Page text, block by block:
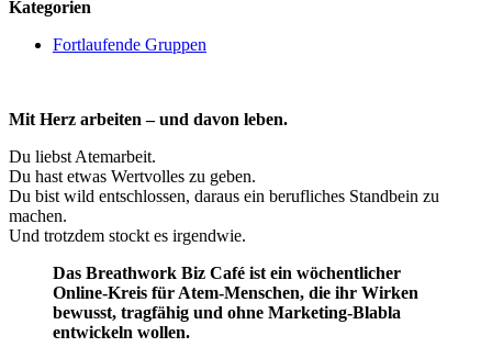
Kategorien
Fortlaufende Gruppen
Mit Herz arbeiten – und davon leben.
Du liebst Atemarbeit.
Du hast etwas Wertvolles zu geben.
Du bist wild entschlossen, daraus ein berufliches Standbein zu
machen.
Und trotzdem stockt es irgendwie.
Das Breathwork Biz Café ist ein wöchentlicher
Online-Kreis für Atem-Menschen, die ihr Wirken
bewusst, tragfähig und ohne Marketing-Blabla
entwickeln wollen.